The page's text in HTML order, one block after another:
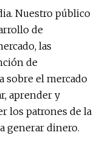
Nuestro público
de
las
de
sobre el mercado
aprender y
los patrones de la
generar dinero.